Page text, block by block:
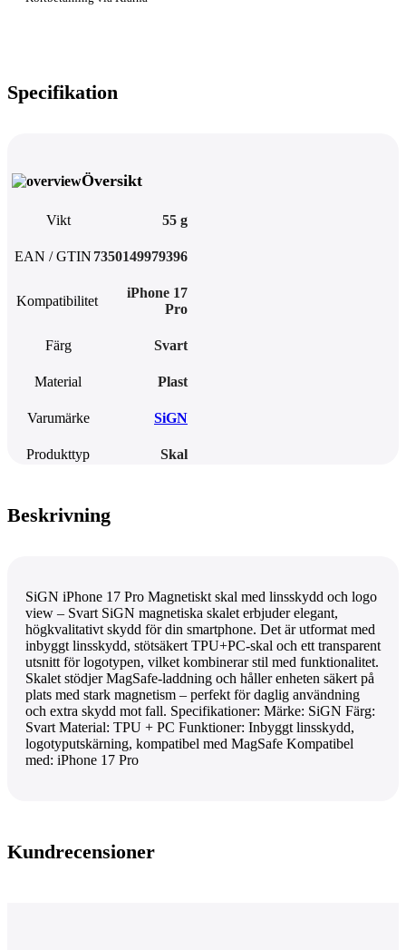
Specifikation
Översikt
Vikt 55 g
EAN / GTIN 7350149979396
Kompatibilitet
iPhone 17
Pro
Färg Svart
Material Plast
Varumärke SiGN
Produkttyp Skal
Beskrivning
SiGN iPhone 17 Pro Magnetiskt skal med linsskydd och logo
view – Svart SiGN magnetiska skalet erbjuder elegant,
högkvalitativt skydd för din smartphone. Det är utformat med
inbyggt linsskydd, stötsäkert TPU+PC-skal och ett transparent
utsnitt för logotypen, vilket kombinerar stil med funktionalitet.
Skalet stödjer MagSafe-laddning och håller enheten säkert på
plats med stark magnetism – perfekt för daglig användning
och extra skydd mot fall. Specifikationer: Märke: SiGN Färg:
Svart Material: TPU + PC Funktioner: Inbyggt linsskydd,
logotyputskärning, kompatibel med MagSafe Kompatibel
med: iPhone 17 Pro
Kundrecensioner